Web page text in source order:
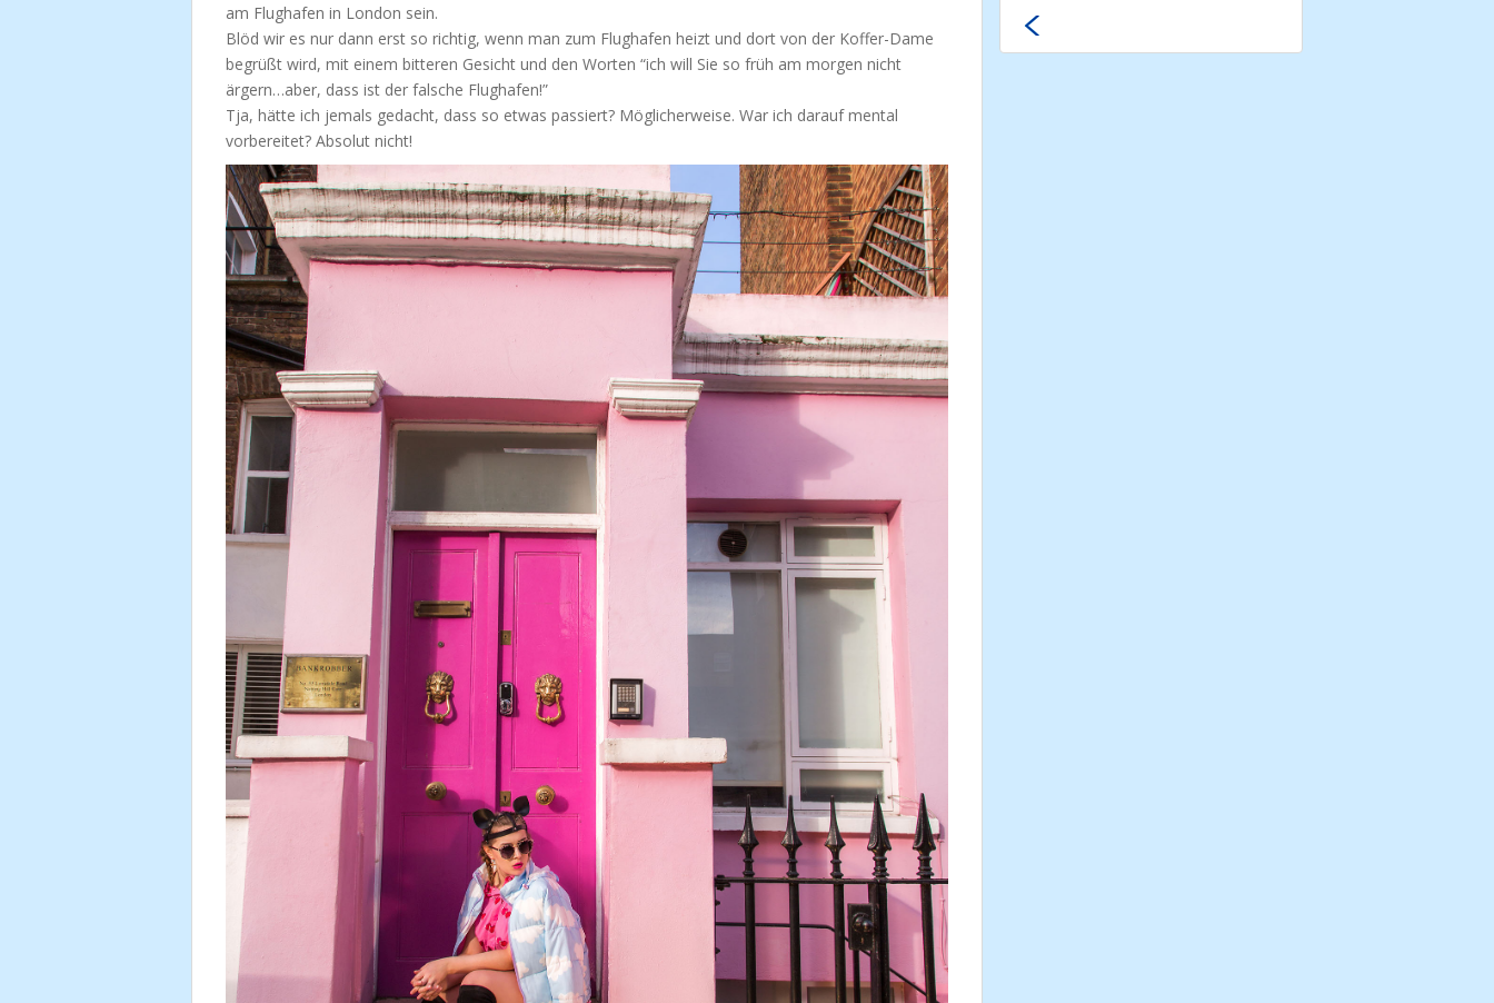
am Flughafen in London sein.
Blöd wir es nur dann erst so richtig, wenn man zum Flughafen heizt und dort von der Koffer-Dame
begrüßt wird, mit einem bitteren Gesicht und den Worten “ich will Sie so früh am morgen nicht
ärgern…aber, dass ist der falsche Flughafen!”
Tja, hätte ich jemals gedacht, dass so etwas passiert? Möglicherweise. War ich darauf mental
vorbereitet? Absolut nicht!